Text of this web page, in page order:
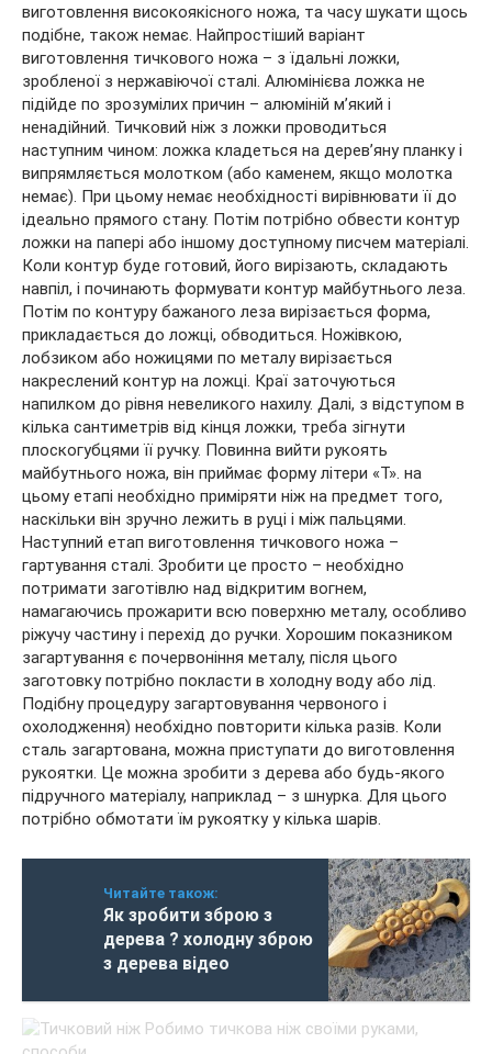
виготовлення високоякісного ножа, та часу шукати щось
подібне, також немає. Найпростіший варіант
виготовлення тичкового ножа – з їдальні ложки,
зробленої з нержавіючої сталі. Алюмінієва ложка не
підійде по зрозумілих причин – алюміній м’який і
ненадійний. Тичковий ніж з ложки проводиться
наступним чином: ложка кладеться на дерев’яну планку і
випрямляється молотком (або каменем, якщо молотка
немає). При цьому немає необхідності вирівнювати її до
ідеально прямого стану. Потім потрібно обвести контур
ложки на папері або іншому доступному писчем матеріалі.
Коли контур буде готовий, його вирізають, складають
навпіл, і починають формувати контур майбутнього леза.
Потім по контуру бажаного леза вирізається форма,
прикладається до ложці, обводиться. Ножівкою,
лобзиком або ножицями по металу вирізається
накреслений контур на ложці. Краї заточуються
напилком до рівня невеликого нахилу. Далі, з відступом в
кілька сантиметрів від кінця ложки, треба зігнути
плоскогубцями її ручку. Повинна вийти рукоять
майбутнього ножа, він приймає форму літери «Т». на
цьому етапі необхідно приміряти ніж на предмет того,
наскільки він зручно лежить в руці і між пальцями.
Наступний етап виготовлення тичкового ножа –
гартування сталі. Зробити це просто – необхідно
потримати заготівлю над відкритим вогнем,
намагаючись прожарити всю поверхню металу, особливо
ріжучу частину і перехід до ручки. Хорошим показником
загартування є почервоніння металу, після цього
заготовку потрібно покласти в холодну воду або лід.
Подібну процедуру загартовування червоного і
охолодження) необхідно повторити кілька разів. Коли
сталь загартована, можна приступати до виготовлення
рукоятки. Це можна зробити з дерева або будь-якого
підручного матеріалу, наприклад – з шнурка. Для цього
потрібно обмотати їм рукоятку у кілька шарів.
Читайте також:
Як зробити зброю з
дерева ? холодну зброю
з дерева відео